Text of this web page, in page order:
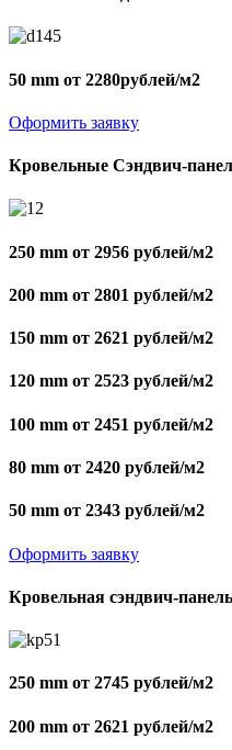
50 mm от 2280рублей/м2
Оформить заявку
Кровельные Сэндвич-
250 mm от 2956 рублей/м2
200 mm от 2801 рублей/м2
150 mm от 2621 рублей/м2
120 mm от 2523 рублей/м2
100 mm от 2451 рублей/м2
80 mm от 2420 рублей/м2
50 mm от 2343 рублей/м2
Оформить заявку
Кровельная сэндвич-
250 mm от 2745 рублей/м2
200 mm от 2621 рублей/м2